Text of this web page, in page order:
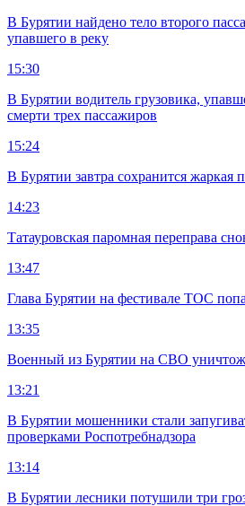
В Бурятии найдено тело второго
упавшего в реку
15:30
В Бурятии водитель грузовика,
смерти трех пассажиров
15:24
В Бурятии завтра сохранится жаркая
14:23
Татауровская паромная переправа
13:47
Глава Бурятии на фестивале ТОС
13:35
Военный из Бурятии на СВО
13:21
В Бурятии мошенники стали
проверками Роспотребнадзора
13:14
В Бурятии лесники потушили три